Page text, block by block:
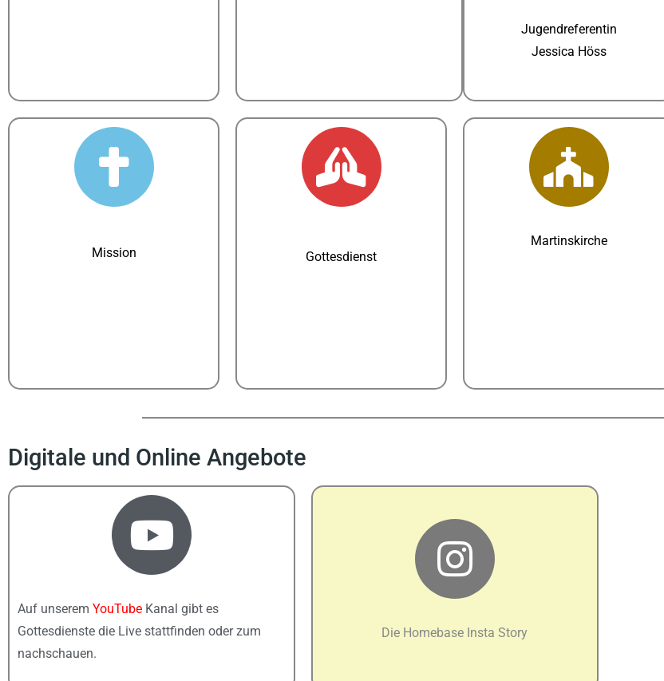
Jugendreferentin
Jessica Höss
Mission Gottesdienst
Martinskirche
Digitale und Online Angebote
Auf unserem YouTube Kanal gibt es
Gottesdienste die Live stattfinden oder zum
nachschauen.
Die Homebase Insta Story